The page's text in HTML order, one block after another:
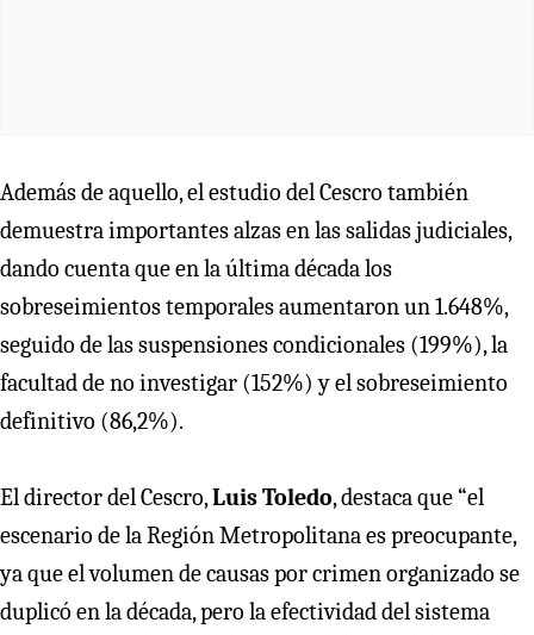
Además de aquello, el estudio del Cescro también
demuestra importantes alzas en las salidas judiciales,
dando cuenta que en la última década los
sobreseimientos temporales aumentaron un 1.648%,
seguido de las suspensiones condicionales (199%), la
facultad de no investigar (152%) y el sobreseimiento
definitivo (86,2%).
El director del Cescro,Luis Toledo, destaca que “el
escenario de la Región Metropolitana es preocupante,
ya que el volumen de causas por crimen organizado se
duplicó en la década, pero la efectividad del sistema